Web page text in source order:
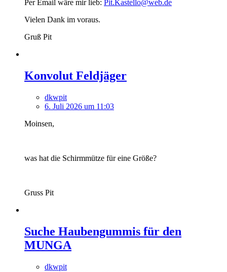
Per Email wäre mir lieb: Pit.Kastello@web.de
Vielen Dank im voraus.
Gruß Pit
Konvolut Feldjäger
dkwpit
6. Juli 2026 um 11:03
Moinsen,
was hat die Schirmmütze für eine Größe?
Gruss Pit
Suche Haubengummis für den
MUNGA
dkwpit